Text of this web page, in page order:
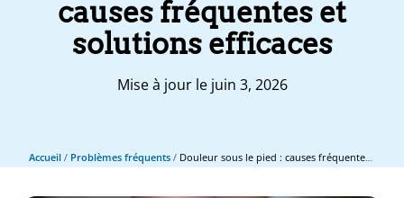
causes fréquentes et
solutions efficaces
Mise à jour le juin 3, 2026
Accueil / Problèmes fréquents / Douleur sous le pied : causes fréquentes et solutions efficaces